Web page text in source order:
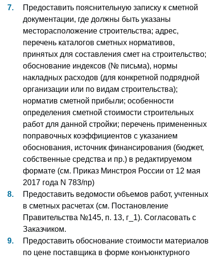
Предоставить пояснительную записку к сметной
документации, где должны быть указаны
месторасположение строительства; адрес,
перечень каталогов сметных нормативов,
принятых для составления смет на строительство;
обоснование индексов (№ письма), нормы
накладных расходов (для конкретной подрядной
организации или по видам строительства);
норматив сметной прибыли; особенности
определения сметной стоимости строительных
работ для данной стройки; перечень примененных
поправочных коэффициентов с указанием
обоснования, источник финансирования (бюджет,
собственные средства и пр.) в редактируемом
формате (см. Приказ Минстроя России от 12 мая
2017 года N 783/пр)
Предоставить ведомости объемов работ, учтенных
в сметных расчетах (см. Постановление
Правительства №145, п. 13, г_1). Согласовать с
Заказчиком.
Предоставить обоснование стоимости материалов
по цене поставщика в форме конъюнктурного